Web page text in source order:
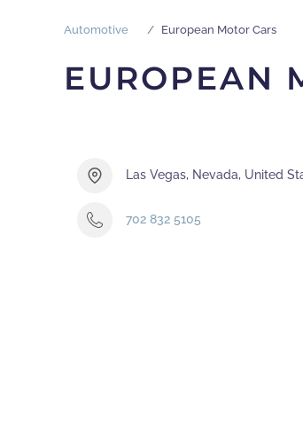
Automotive European Motor Cars
EUROPEAN
Las Vegas, Nevada, United
702 832 5105